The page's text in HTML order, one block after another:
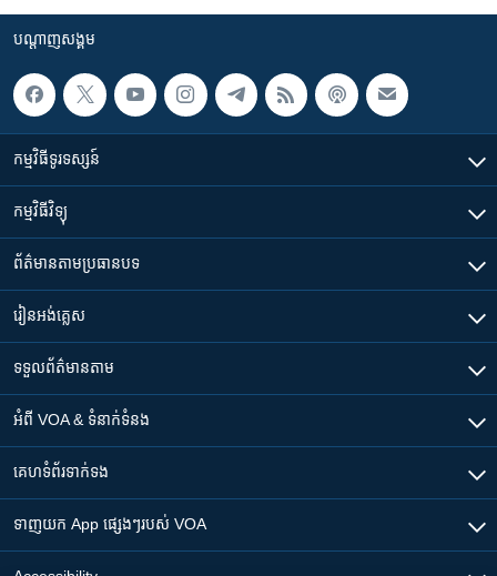
បណ្តាញ​សង្គម
កម្មវិធី​ទូរទស្សន៍
កម្មវិធី​វិទ្យុ
ព័ត៌មាន​តាមប្រធានបទ​
រៀន​​អង់គ្លេស
ទទួល​ព័ត៌មាន​តាម
អំពី​ VOA & ទំនាក់ទំនង
គេហទំព័រ​​ទាក់ទង
ទាញយក​ App ផ្សេងៗ​របស់​ VOA